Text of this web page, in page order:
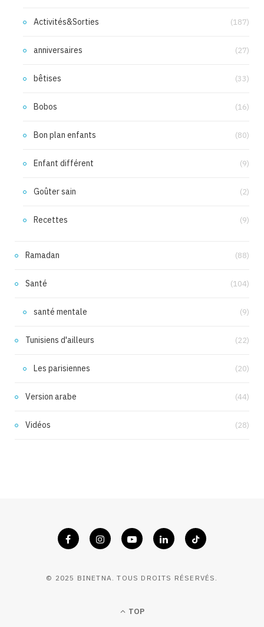
Activités&Sorties (187)
anniversaires (27)
bêtises (33)
Bobos (16)
Bon plan enfants (80)
Enfant différent (9)
Goûter sain (2)
Recettes (9)
Ramadan (88)
Santé (104)
santé mentale (9)
Tunisiens d'ailleurs (22)
Les parisiennes (20)
Version arabe (44)
Vidéos (28)
© 2025 BINETNA. TOUS DROITS RÉSERVÉS.
TOP